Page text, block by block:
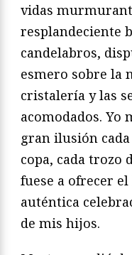
vidas
resplandeciente
candelabros,
esmero sobre la
cristalería y las
acomodados. Yo
gran ilusión
copa, cada trozo
fuese a ofrecer
auténtica
de mis hijos.